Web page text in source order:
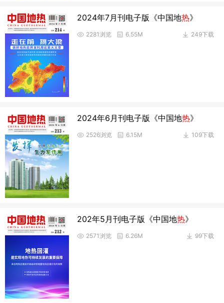
2024年7月刊电子版《中国地热》
249下载
2281浏览 6.55M
2024年6月刊电子版《中国地热》
109下载
2526浏览 6.15M
202年5月刊电子版《中国地热》
99下载
2571浏览 6.26M